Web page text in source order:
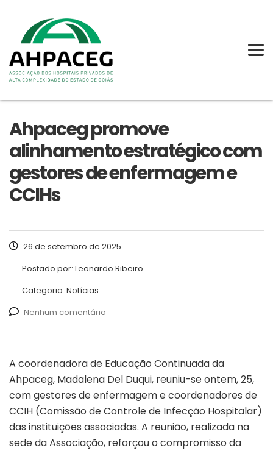
Ahpaceg promove
alinhamento estratégico com
gestores de enfermagem e
CCIHs
26 de setembro de 2025
Postado por: Leonardo Ribeiro
Categoria: Notícias
Nenhum comentário
A coordenadora de Educação Continuada da
Ahpaceg, Madalena Del Duqui, reuniu-se ontem, 25,
com gestores de enfermagem e coordenadores de
CCIH (Comissão de Controle de Infecção Hospitalar)
das instituições associadas. A reunião, realizada na
sede da Associação, reforçou o compromisso da